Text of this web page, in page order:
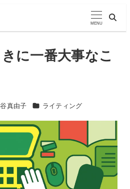
MENU
に一番大事なこ
真由子 カテゴリー
ライティング